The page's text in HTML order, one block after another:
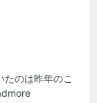
のは昨年のこ